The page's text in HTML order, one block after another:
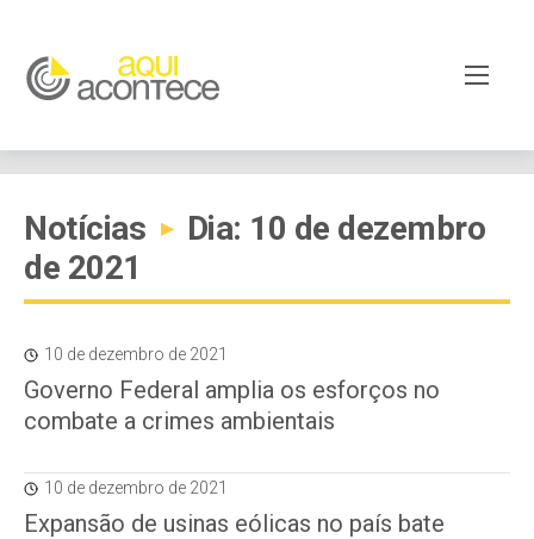
Notícias ▸
Dia: 10 de dezembro
de 2021
10 de dezembro de 2021
Governo Federal amplia os esforços no
combate a crimes ambientais
10 de dezembro de 2021
Expansão de usinas eólicas no país bate